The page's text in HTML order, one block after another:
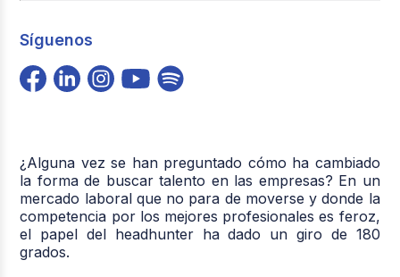
Síguenos
¿Alguna vez se han preguntado cómo ha cambiado
la forma de buscar talento en las empresas? En un
mercado laboral que no para de moverse y donde la
competencia por los mejores profesionales es feroz,
el papel del headhunter ha dado un giro de 180
grados.